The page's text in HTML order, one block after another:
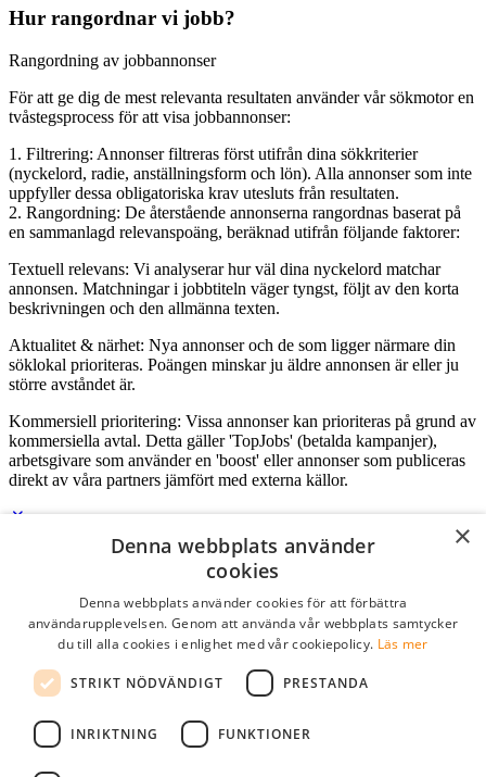
Hur rangordnar vi jobb?
Rangordning av jobbannonser
För att ge dig de mest relevanta resultaten använder vår sökmotor en
tvåstegsprocess för att visa jobbannonser:
1. Filtrering: Annonser filtreras först utifrån dina sökkriterier
(nyckelord, radie, anställningsform och lön). Alla annonser som inte
uppfyller dessa obligatoriska krav utesluts från resultaten.
2. Rangordning: De återstående annonserna rangordnas baserat på
en sammanlagd relevanspoäng, beräknad utifrån följande faktorer:
Textuell relevans: Vi analyserar hur väl dina nyckelord matchar
annonsen. Matchningar i jobbtiteln väger tyngst, följt av den korta
beskrivningen och den allmänna texten.
Aktualitet & närhet: Nya annonser och de som ligger närmare din
söklokal prioriteras. Poängen minskar ju äldre annonsen är eller ju
större avståndet är.
Kommersiell prioritering: Vissa annonser kan prioriteras på grund av
kommersiella avtal. Detta gäller 'TopJobs' (betalda kampanjer),
arbetsgivare som använder en 'boost' eller annonser som publiceras
direkt av våra partners jämfört med externa källor.
Logga in som företag
Lösenord
kom ihåg mig
logga in
×
Denna webbplats använder
cookies
Denna webbplats använder cookies för att förbättra
användarupplevelsen. Genom att använda vår webbplats samtycker
du till alla cookies i enlighet med vår cookiepolicy. Läs mer
STRIKT NÖDVÄNDIGT PRESTANDA
INRIKTNING FUNKTIONER